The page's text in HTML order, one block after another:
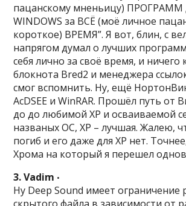
пацанскому мненьицу) ПРОГРАММ
WINDOWS за ВСЁ (моё личное
короткое) ВРЕМЯ”. Я вот, блин, с
напрягом думал о лучших
себя лично за своё время, и ничего
блокнота Bred2 и менеджера
смог вспомнить. Ну, ещё
AcDSEE и WinRAR. Прошёл путь от
до до любимой ХР и осваиваемой
названых ОС, ХР – лучшая. Жалею,
погиб и его даже для ХР нет.
Хрома на который я перешел
3. Vadim •
Ну Deep Sound имеет ограничение